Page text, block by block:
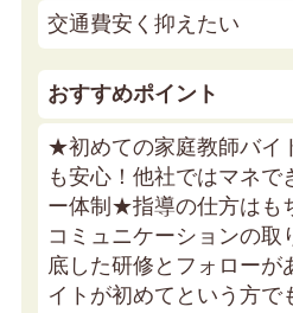
交通費安く抑えたい
おすすめポイント
★初めての家庭教師バイ
も安心！他社ではマネで
ー体制★指導の仕方はも
コミュニケーションの取
底した研修とフォローが
イトが初めてという方で